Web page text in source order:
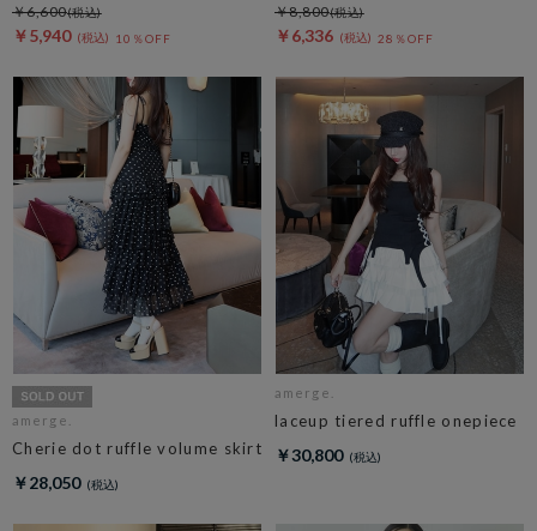
￥5,940 10％OFF
￥6,600
￥6,336 28％OFF
￥8,800
amerge.
Cherie dot ruffle volume skirt
￥28,050
amerge.
laceup tiered ruffle onepiece
￥30,800